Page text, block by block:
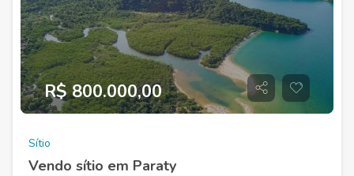
R$ 800.000,00
Sítio
Vendo sítio em Paraty